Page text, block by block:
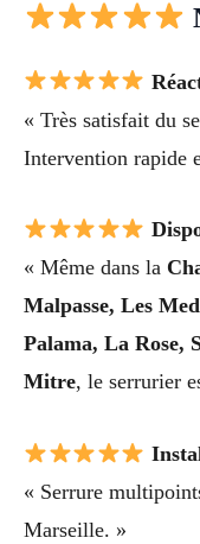
« Très satisfait du
Intervention rapide
« Même dans la
Malpasse, Les
Palama, La Rose,
Mitre, le serrurier
« Serrure
Marseille. »